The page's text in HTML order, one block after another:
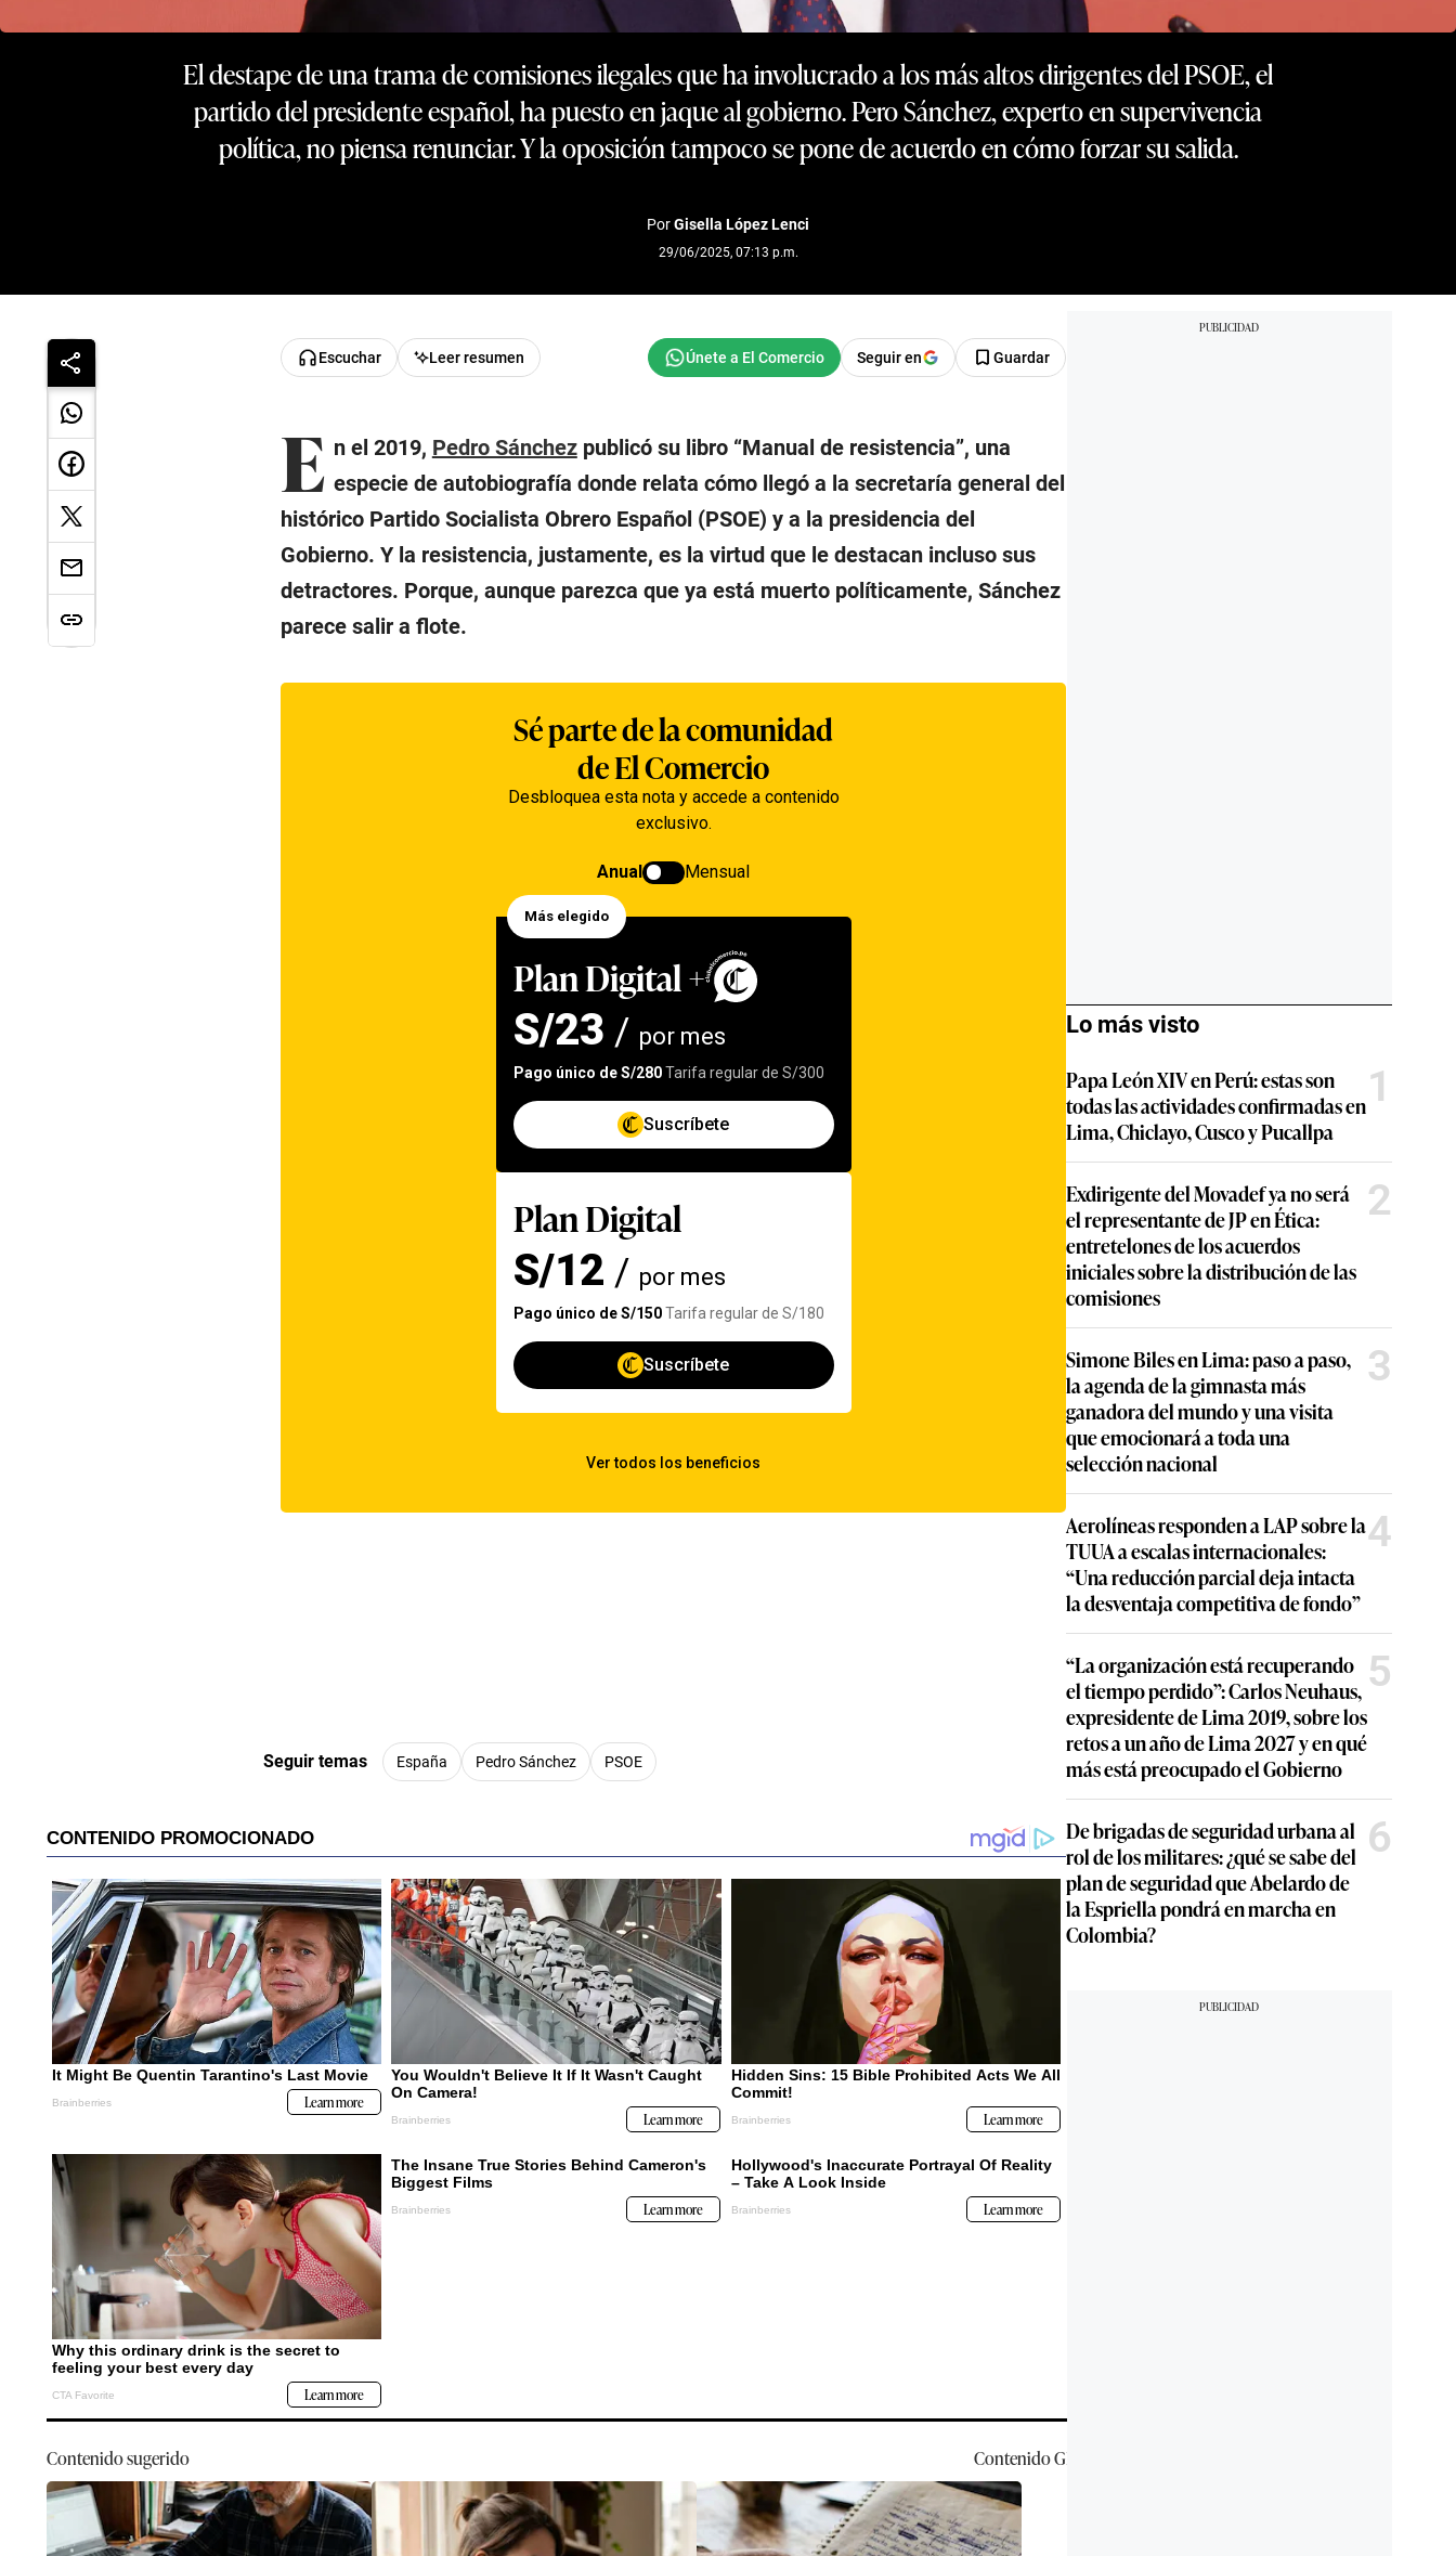
El destape de una trama de comisiones ilegales que ha involucrado a los más altos dirigentes del PSOE, el
partido del presidente español, ha puesto en jaque al gobierno. Pero Sánchez, experto en supervivencia
política, no piensa renunciar. Y la oposición tampoco se pone de acuerdo en cómo forzar su salida.
PorGisella López Lenci
29/06/2025, 07:13 p.m.
Escuchar Leer resumen Seguir en Guardar
E n el 2019, Pedro Sánchezpublicó su libro “Manual de resistencia”, una
especie de autobiografía donde relata cómo llegó a la secretaría general del
histórico Partido Socialista Obrero Español (PSOE) y a la presidencia del
Gobierno. Y la resistencia, justamente, es la virtud que le destacan incluso sus
detractores. Porque, aunque parezca que ya está muerto políticamente, Sánchez
parece salir a flote.
Seguir temas España Pedro Sánchez PSOE
Contenido sugerido ContenidoGEC
Lo más visto
Papa León XIV en Perú: estas son
todas las actividades confirmadas en
Lima, Chiclayo, Cusco y Pucallpa
1
Exdirigente del Movadef ya no será
el representante de JP en Ética:
entretelones de los acuerdos
iniciales sobre la distribución de las
comisiones
2
Simone Biles en Lima: paso a paso,
la agenda de la gimnasta más
ganadora del mundo y una visita
que emocionará a toda una
selección nacional
3
Aerolíneas responden a LAP sobre la
TUUA a escalas internacionales:
“Una reducción parcial deja intacta
la desventaja competitiva de fondo”
4
“La organización está recuperando
el tiempo perdido”: Carlos Neuhaus,
expresidente de Lima 2019, sobre los
retos a un año de Lima 2027 y en qué
más está preocupado el Gobierno
5
De brigadas de seguridad urbana al
rol de los militares: ¿qué se sabe del
plan de seguridad que Abelardo de
la Espriella pondrá en marcha en
Colombia?
6